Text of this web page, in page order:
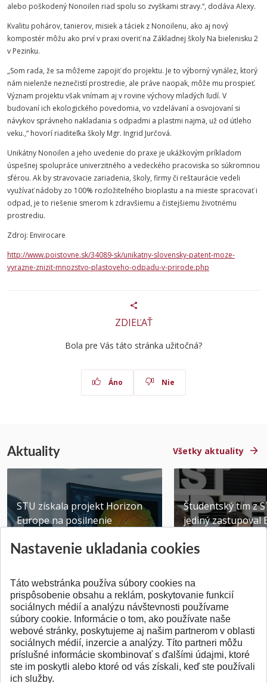
alebo poškodený Nonoilen riad spolu so zvyškami stravy.“, dodáva Alexy.
Kvalitu pohárov, tanierov, misiek a táciek z Nonoilenu, ako aj nový
kompostér môžu ako prví v praxi overiť na Základnej školy Na bielenisku 2
v Pezinku.
„Som rada, že sa môžeme zapojiť do projektu. Je to výborný vynález, ktorý
nám nielenže neznečistí prostredie, ale práve naopak, môže mu prospieť.
Význam projektu však vnímam aj v rovine výchovy mladých ľudí. V
budovaní ich ekologického povedomia, vo vzdelávaní a osvojovaní si
návykov správneho nakladania s odpadmi a plastmi najmä, už od útleho
veku.,“ hovorí riaditeľka školy Mgr. Ingrid Jurčová.
Unikátny Nonoilen a jeho uvedenie do praxe je ukážkovým príkladom
úspešnej spolupráce univerzitného a vedeckého pracoviska so súkromnou
sférou. Ak by stravovacie zariadenia, školy, firmy či reštaurácie vedeli
využívať nádoby zo 100% rozložiteľného bioplastu a na mieste spracovať i
odpad, je to riešenie smerom k zdravšiemu a čistejšiemu životnému
prostrediu.
Zdroj: Envirocare
http://www.poistovne.sk/34089-sk/unikatny-slovensky-patent-moze-
vyrazne-znizit-mnozstvo-plastoveho-odpadu-v-prirode.php
ZDIEĽAŤ
Bola pre Vás táto stránka užitočná?
Áno Nie
Aktuality Všetky aktuality
STU získala projekt Horizon
Europe na posilnenie
Publikované 31.07.2026
Študentský tím z
jediný zastupoval
Publikované
SPÄŤ NA VRCH
Nastavenie ukladania cookies
Táto webstránka používa súbory cookies na
prispôsobenie obsahu a reklám, poskytovanie funkcií
sociálnych médií a analýzu návštevnosti používame
súbory cookie. Informácie o tom, ako používate naše
webové stránky, poskytujeme aj našim partnerom v oblasti
sociálnych médií, inzercie a analýzy. Títo partneri môžu
príslušné informácie skombinovať s ďalšími údajmi, ktoré
ste im poskytli alebo ktoré od vás získali, keď ste používali
ich služby.